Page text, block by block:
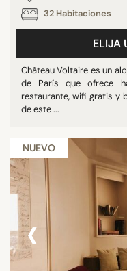
32 Habitaciones
ELIJA
Château Voltaire es un
de París que ofrece
restaurante, wifi gratis y
de este ...
NUEVO
‹